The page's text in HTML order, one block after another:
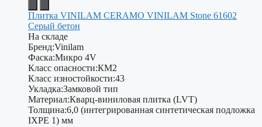
Плитка VINILAM CERAMO VINILAM Stone 61602
Серый бетон
На складе
Бренд:Vinilam
Фаска:Микро 4V
Класс опасности:КМ2
Класс изностойкости:43
Укладка:Замковой тип
Материал:Кварц-виниловая плитка (LVT)
Толщина:6,0 (интегрированная синтетическая подложка
IXPE 1) мм